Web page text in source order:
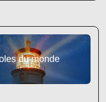
du monde